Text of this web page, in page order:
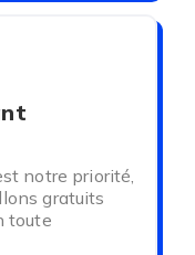
notre priorité,
gratuits
toute